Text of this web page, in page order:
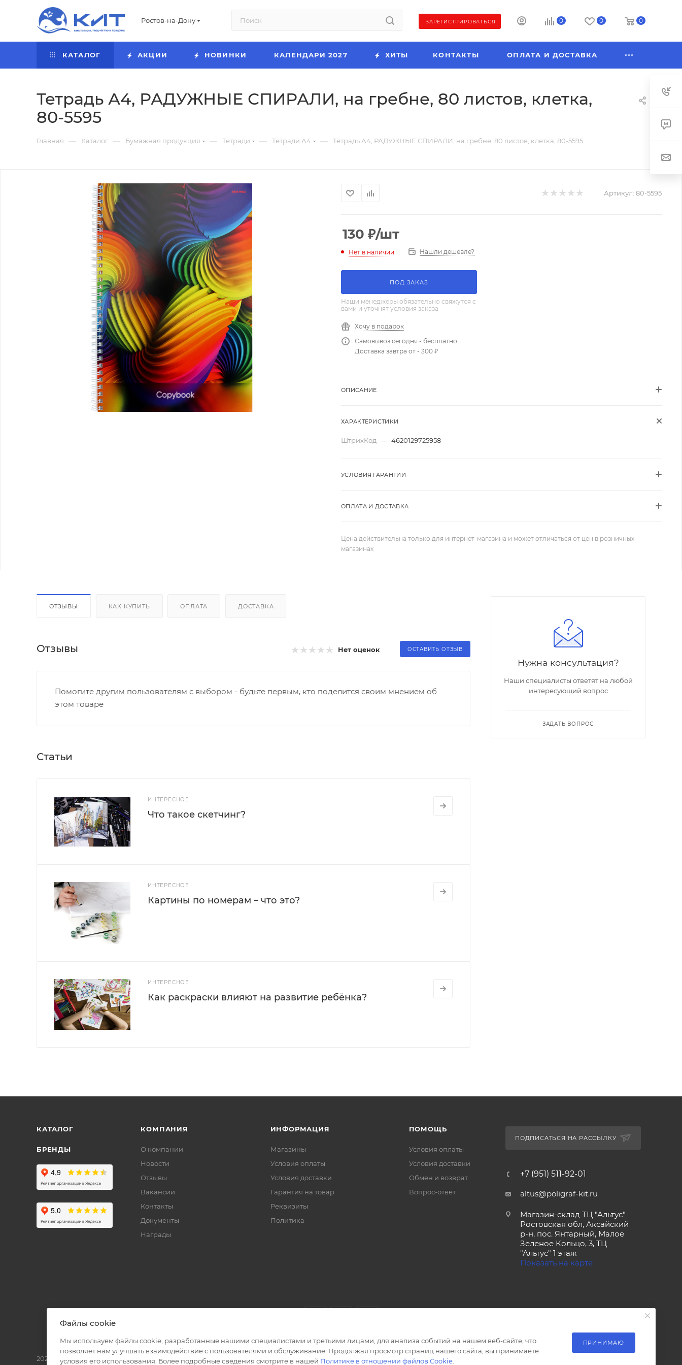
Ростов-на-Дону ЗАРЕГИСТРИРОВАТЬСЯ 0 0 0
КАТАЛОГ АКЦИИ НОВИНКИ КАЛЕНДАРИ 2027 ХИТЫ КОНТАКТЫ ОПЛАТА И ДОСТАВКА
Тетрадь А4, РАДУЖНЫЕ СПИРАЛИ, на гребне, 80 листов, клетка,
80-5595
Главная — Каталог — Бумажная продукция — Тетради — Тетради А4 — Тетрадь А4, РАДУЖНЫЕ СПИРАЛИ, на гребне, 80 листов, клетка, 80-5595
Артикул: 80-5595
130 ₽/шт
Нет в наличии Нашли дешевле?
ПОД ЗАКАЗ
Наши менеджеры обязательно свяжутся с
вами и уточнят условия заказа
Хочу в подарок
Самовывоз сегодня - бесплатно
Доставка завтра от - 300 ₽
ОПИСАНИЕ
ХАРАКТЕРИСТИКИ
ШтрихКод — 4620129725958
УСЛОВИЯ ГАРАНТИИ
ОПЛАТА И ДОСТАВКА
Цена действительна только для интернет-магазина и может отличаться от цен в розничных
магазинах
ОТЗЫВЫ КАК КУПИТЬ ОПЛАТА ДОСТАВКА
Отзывы Нет оценок ОСТАВИТЬ ОТЗЫВ
Помогите другим пользователям с выбором - будьте первым, кто поделится своим мнением об
этом товаре
Статьи
ИНТЕРЕСНОЕ
Что такое скетчинг?
ИНТЕРЕСНОЕ
Картины по номерам – что это?
ИНТЕРЕСНОЕ
Как раскраски влияют на развитие ребёнка?
Нужна консультация?
Наши специалисты ответят на любой
интересующий вопрос
ЗАДАТЬ ВОПРОС
КАТАЛОГ
БРЕНДЫ
КОМПАНИЯ
О компании
Новости
Отзывы
Вакансии
Контакты
Документы
Награды
ИНФОРМАЦИЯ
Магазины
Условия оплаты
Условия доставки
Гарантия на товар
Реквизиты
Политика
ПОМОЩЬ
Условия оплаты
Условия доставки
Обмен и возврат
Вопрос-ответ
ПОДПИСАТЬСЯ НА РАССЫЛКУ
+7 (951) 511-92-01
altus@poligraf-kit.ru
Магазин-склад ТЦ "Альтус"
Ростовская обл, Аксайский
р-н, пос. Янтарный, Малое
Зеленое Кольцо, 3, ТЦ
"Альтус" 1 этаж
Показать на карте
2026 © Полиграф кит - интернет-магазин
Файлы cookie
Мы используем файлы cookie, разработанные нашими специалистами и третьими лицами, для анализа событий на нашем веб-сайте, что
позволяет нам улучшать взаимодействие с пользователями и обслуживание. Продолжая просмотр страниц нашего сайта, вы принимаете
условия его использования. Более подробные сведения смотрите в нашей Политике в отношении файлов Cookie
ПРИНИМАЮ